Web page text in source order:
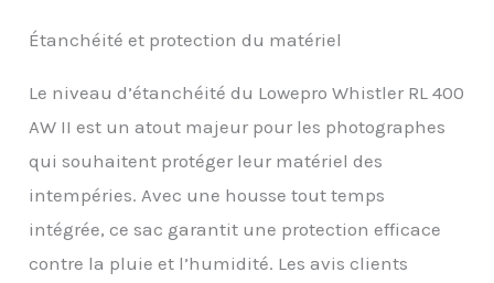
Étanchéité et protection du matériel
Le niveau d’étanchéité du Lowepro Whistler RL 400
AW II est un atout majeur pour les photographes
qui souhaitent protéger leur matériel des
intempéries. Avec une housse tout temps
intégrée, ce sac garantit une protection efficace
contre la pluie et l’humidité. Les avis clients